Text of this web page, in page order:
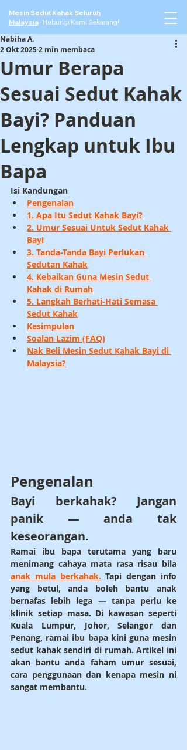
Mesin Sedut Kahak Seluruh
Malaysia · Hubungi Kami Sekarang!
Umur Berapa
Sesuai Sedut Kahak
Bayi? Panduan
Lengkap untuk Ibu
Bapa
Nabiha A.
2 Okt 20252 min membaca
Isi Kandungan
Pengenalan
1. Apa Itu Sedut Kahak Bayi?
2. Umur Sesuai Untuk Sedut Kahak
Bayi
3. Tanda-Tanda Bayi Perlukan
Sedutan Kahak
4. Kebaikan Guna Mesin Sedut
Kahak di Rumah
5. Langkah Berhati-Hati Semasa
Sedut Kahak
Kesimpulan
Soalan Lazim (FAQ)
Nak Beli Mesin Sedut Kahak Bayi di
Malaysia?
Pengenalan
Bayi berkahak? Jangan
panik — anda tak
keseorangan.
Ramai ibu bapa terutama yang baru
anak mula berkahak. Tapi dengan info
yang betul, anda boleh bantu anak
bernafas lebih lega — tanpa perlu ke
Kuala Lumpur, Johor, Selangor dan
Penang, ramai ibu bapa kini guna mesin
sedut kahak sendiri di rumah. Artikel ini
akan bantu anda faham umur sesuai,
cara penggunaan dan kenapa mesin ni
sangat membantu.